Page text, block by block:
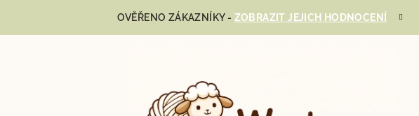
OVĚŘENO ZÁKAZNÍKY - ZOBRAZIT JEJICH HODNOCENÍ